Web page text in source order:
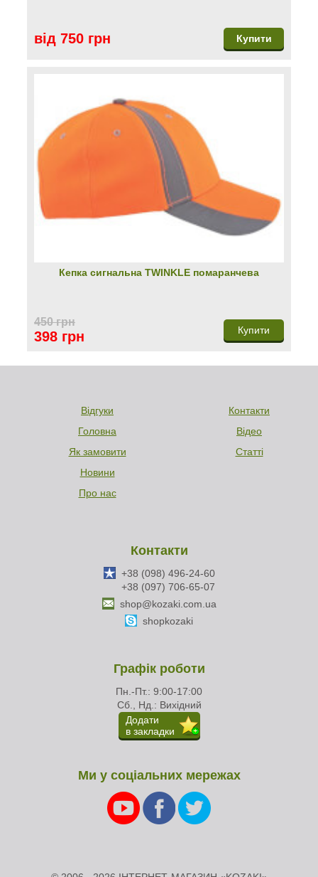
від 750 грн Купити
Кепка сигнальна TWINKLЕ помаранчева
450 грн
398 грн Купити
Відгуки
Головна
Як замовити
Новини
Про нас
Контакти
Відео
Статті
Графік роботи
Пн.-Пт.: 9:00-17:00
Сб., Нд.: Вихідний
Додати
в закладки
Контакти
+38 (098) 496-24-60
+38 (097) 706-65-07
shop@kozaki.com.ua
shopkozaki
Ми у соціальних мережах